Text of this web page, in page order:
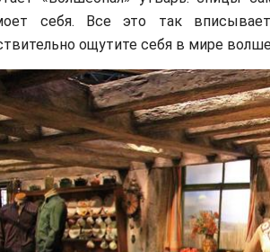
себя. Все это так
ощутите себя в мире